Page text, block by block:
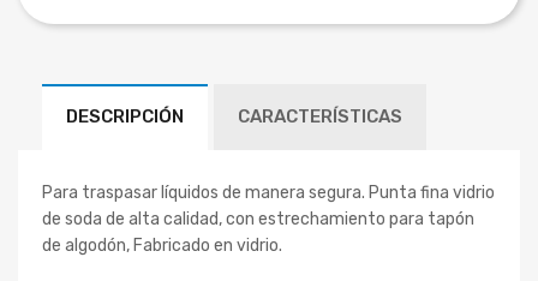
DESCRIPCIÓN CARACTERÍSTICAS
Para traspasar líquidos de manera segura. Punta fina vidrio
de soda de alta calidad, con estrechamiento para tapón
de algodón, Fabricado en vidrio.